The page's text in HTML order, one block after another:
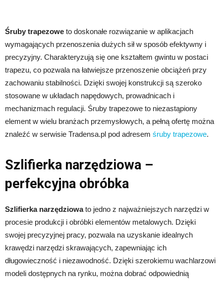
Śruby trapezowe to doskonałe rozwiązanie w aplikacjach
wymagających przenoszenia dużych sił w sposób efektywny i
precyzyjny. Charakteryzują się one kształtem gwintu w postaci
trapezu, co pozwala na łatwiejsze przenoszenie obciążeń przy
zachowaniu stabilności. Dzięki swojej konstrukcji są szeroko
stosowane w układach napędowych, prowadnicach i
mechanizmach regulacji. Śruby trapezowe to niezastąpiony
element w wielu branżach przemysłowych, a pełną ofertę można
znaleźć w serwisie Tradensa.pl pod adresem śruby trapezowe.
Szlifierka narzędziowa –
perfekcyjna obróbka
Szlifierka narzędziowato jedno z najważniejszych narzędzi w
procesie produkcji i obróbki elementów metalowych. Dzięki
swojej precyzyjnej pracy, pozwala na uzyskanie idealnych
krawędzi narzędzi skrawających, zapewniając ich
długowieczność i niezawodność. Dzięki szerokiemu wachlarzowi
modeli dostępnych na rynku, można dobrać odpowiednią